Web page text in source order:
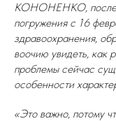
КОНОНЕНКО, после
погружения с 16
здравоохранения,
воочию увидеть, как
проблемы сейчас
особенности
«Это важно, потому